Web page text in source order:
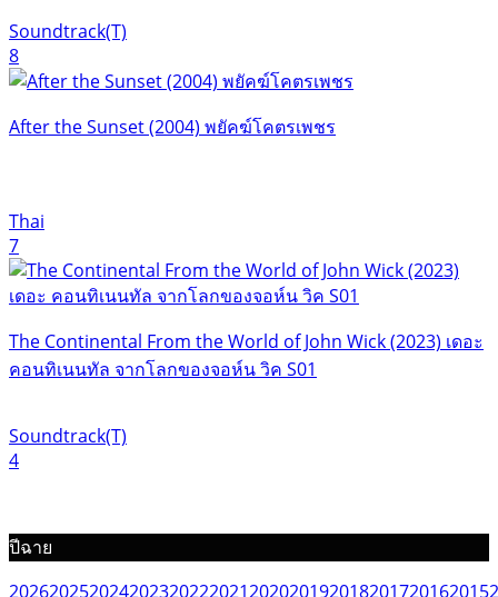
Soundtrack(T)
8
After the Sunset (2004) พยัคฆ์โคตรเพชร
Thai
7
The Continental From the World of John Wick (2023) เดอะ
คอนทิเนนทัล จากโลกของจอห์น วิค S01
Soundtrack(T)
4
ปีฉาย
202620252024202320222021202020192018201720162015